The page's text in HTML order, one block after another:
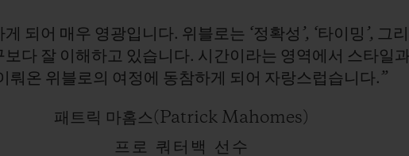
되어 매우 영광입니다. 위블로는 ‘정확성’, ‘타이밍’, 그
보다 잘 이해하고 있습니다. 시간이라는 영역에서 스타일과
뤄온 위블로의 여정에 동참하게 되어 자랑스럽습니다.”
패트릭 마홈스(Patrick Mahomes)
프로 쿼터백 선수